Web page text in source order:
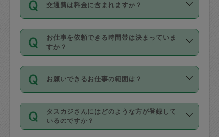
を行う際にご入力ください。プロフィー
ル登録時にはご入力いただかなくても大
丈夫です。
デビットカード・プリペイドカード（Vプ
リカ、au WALLETなど）は支払にはご利
銀行振込や現金払いも対応していませ
なお、タスカジさんの交通費も、依頼料
金のご請求と合わせてお支払いとなりま
隔週）」があり、「定期」の依頼は「ス
ポット」よりお得な料金でご利用できま
す。
定期の最低利用回数は設けていない代わ
りに、一定数を超えたキャンセルは有償
（例：毎週定期の場合は３回以上のキャ
ンセルが有償（1200円、隔週定期の場合
は２回以上のキャンセルが有償（1200
交通費は料金に含まれますか？
交通費は依頼料金とは別途発生し、依頼
料金のご請求と合わせてお支払いとなり
ます。交通費の金額は「依頼の詳細」に
お仕事を依頼できる時間帯は決まっていま
すか？
時間帯は3種類あります。いずれも１回あ
たり３時間です。
・ＡＭ ９時～１２時
・ＰＭ １３時～１６時
・夜 １８時～２１時
お願いできるお仕事の範囲は？
掃除、整理収納、洗濯、買い物、料理、
作り置きです。タスカジさんによってで
きる仕事の範囲が異なりますので、依頼
タスカジさんにはどのような方が登録して
いるのですか？